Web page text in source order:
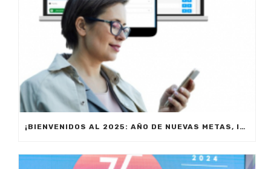
¡BIENVENIDOS AL 2025: AÑO DE NUEVAS METAS, INNOVACIÓN Y PRODUCTIVIDAD!